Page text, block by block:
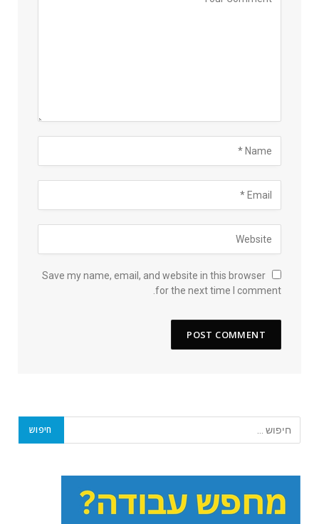
Save my name, email, and website in this browser
for the next time I comment.